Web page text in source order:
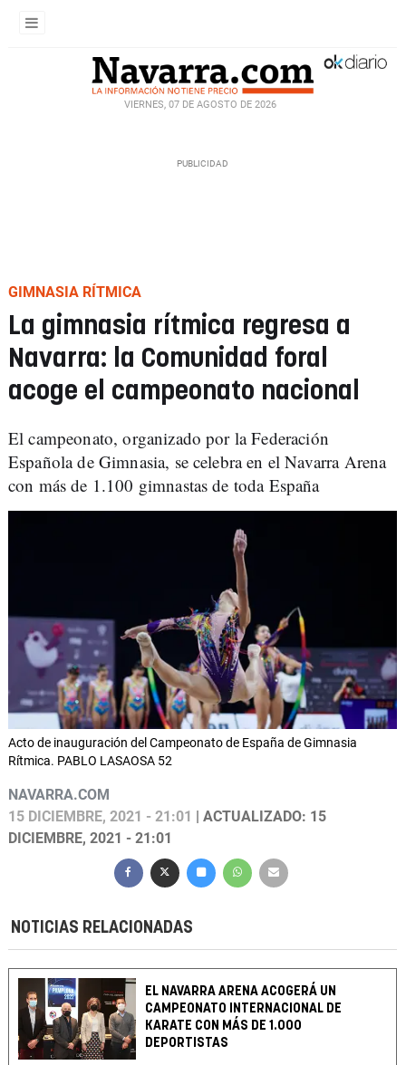
VIERNES, 07 DE AGOSTO DE 2026
GIMNASIA RÍTMICA
La gimnasia rítmica regresa a
Navarra: la Comunidad foral
acoge el campeonato nacional
El campeonato, organizado por la Federación
Española de Gimnasia, se celebra en el Navarra Arena
con más de 1.100 gimnastas de toda España
Acto de inauguración del Campeonato de España de Gimnasia
Rítmica. PABLO LASAOSA 52
NAVARRA.COM
15 DICIEMBRE, 2021 - 21:01
| ACTUALIZADO: 15
DICIEMBRE, 2021 - 21:01
NOTICIAS RELACIONADAS
EL NAVARRA ARENA ACOGERÁ UN
CAMPEONATO INTERNACIONAL DE
KARATE CON MÁS DE 1.000
DEPORTISTAS